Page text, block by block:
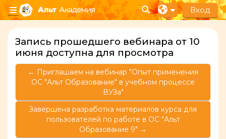
Перейти к основному содержанию
Боковая панель
Изменить данные
Вход
Запись прошедшего вебинара от 10
июня доступна для просмотра
← Приглашаем на вебинар "Опыт применения
ОС "Альт Образование" в учебном процессе
ВУЗа"
Завершена разработка материалов курса для
пользователей по работе в ОС "Альт
Образование 9" →